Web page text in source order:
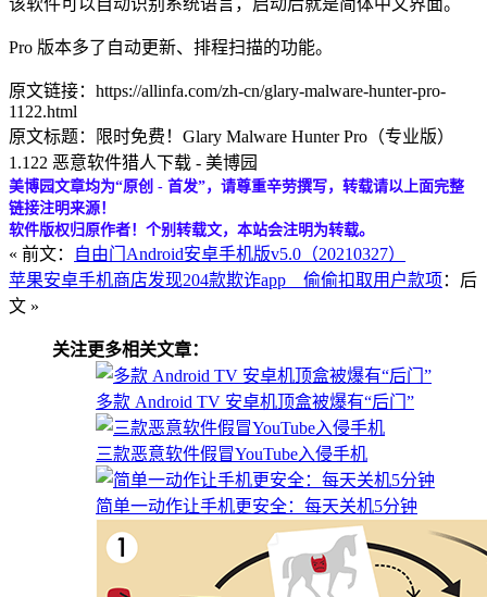
Pro 版本多了自动更新、排程扫描的功能。
原文链接：https://allinfa.com/zh-cn/glary-malware-hunter-pro-
1122.html
原文标题：限时免费！Glary Malware Hunter Pro（专业版）
1.122 恶意软件猎人下载 - 美博园
美博园文章均为“原创 - 首发”，请尊重辛劳撰写，转载请以上面完整
链接注明来源！
软件版权归原作者！个别转载文，本站会注明为转载。
« 前文：
自由门Android安卓手机版v5.0（20210327）
苹果安卓手机商店发现204款欺诈app 偷偷扣取用户款项 ：后
文 »
关注更多相关文章：
多款 Android TV 安卓机顶盒被爆有“后门”
三款恶意软件假冒YouTube入侵手机
简单一动作让手机更安全：每天关机5分钟